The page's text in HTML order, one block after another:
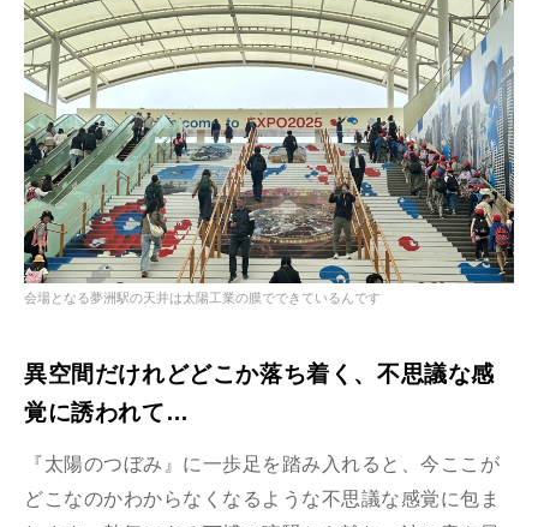
会場となる夢洲駅の天井は太陽工業の膜でできているんです
異空間だけれどどこか落ち着く、不思議な感
覚に誘われて…
『太陽のつぼみ』に一歩足を踏み入れると、今ここが
どこなのかわからなくなるような不思議な感覚に包ま